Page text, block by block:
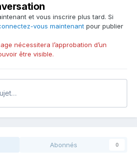
et vous inscrire plus tard. Si
vous maintenant pour publier
nécessitera l’approbation d’un
être visible.
Abonnés 0